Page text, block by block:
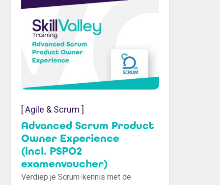
[ Agile & Scrum ]
Advanced Scrum Product
Owner Experience
(incl. PSPO2
examenvoucher)
Verdiep je Scrum-kennis met de